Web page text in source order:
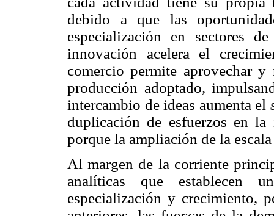
debido a que las
especialización en sectores
innovación acelera el
comercio permite aprovechar
producción adoptado,
intercambio de ideas aumenta el
duplicación de esfuerzos en
porque la ampliación de la
Al margen de la corriente
analíticas que establecen
especialización y crecimiento,